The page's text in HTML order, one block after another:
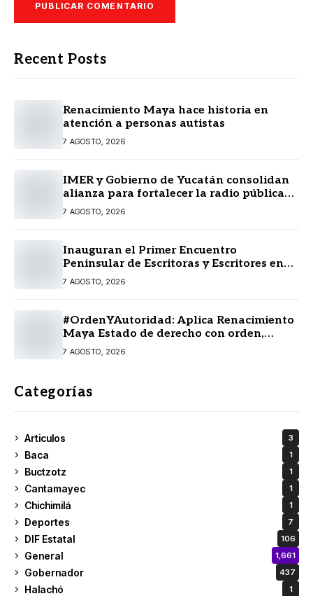
Recent Posts
Renacimiento Maya hace historia en
atención a personas autistas
7 AGOSTO, 2026
IMER y Gobierno de Yucatán consolidan
alianza para fortalecer la radio pública
en beneficio de la ciudadanía
7 AGOSTO, 2026
Inauguran el Primer Encuentro
Peninsular de Escritoras y Escritores en
Lengua Maya 2026
7 AGOSTO, 2026
#OrdenYAutoridad: Aplica Renacimiento
Maya Estado de derecho con orden,
coordinación y saldo blanco
7 AGOSTO, 2026
Categorías
Articulos 3
Baca 1
Buctzotz 1
Cantamayec 1
Chichimilá 1
Deportes 7
DIF Estatal 106
General 1,661
Gobernador 437
Halachó 1